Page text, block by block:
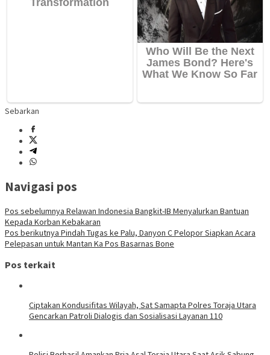
Sebarkan
Navigasi pos
Pos sebelumnya Relawan Indonesia Bangkit-IB Menyalurkan Bantuan
Kepada Korban Kebakaran
Pos berikutnya Pindah Tugas ke Palu, Danyon C Pelopor Siapkan Acara
Pelepasan untuk Mantan Ka Pos Basarnas Bone
Pos terkait
Ciptakan Kondusifitas Wilayah, Sat Samapta Polres Toraja Utara
Gencarkan Patroli Dialogis dan Sosialisasi Layanan 110